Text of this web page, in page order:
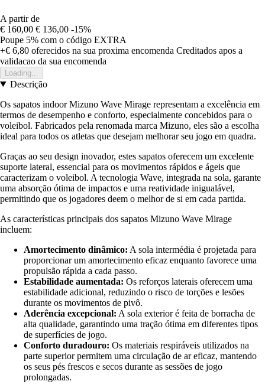
A partir de
€ 160,00 € 136,00 -15%
Poupe 5% com o código EXTRA
+€ 6,80 oferecidos na sua proxima encomenda Creditados apos a
validacao da sua encomenda
Loading...
Descrição
Os sapatos indoor Mizuno Wave Mirage representam a excelência em
termos de desempenho e conforto, especialmente concebidos para o
voleibol. Fabricados pela renomada marca Mizuno, eles são a escolha
ideal para todos os atletas que desejam melhorar seu jogo em quadra.
Graças ao seu design inovador, estes sapatos oferecem um excelente
suporte lateral, essencial para os movimentos rápidos e ágeis que
caracterizam o voleibol. A tecnologia Wave, integrada na sola, garante
uma absorção ótima de impactos e uma reatividade inigualável,
permitindo que os jogadores deem o melhor de si em cada partida.
As características principais dos sapatos Mizuno Wave Mirage
incluem:
Amortecimento dinâmico: A sola intermédia é projetada para
proporcionar um amortecimento eficaz enquanto favorece uma
propulsão rápida a cada passo.
Estabilidade aumentada: Os reforços laterais oferecem uma
estabilidade adicional, reduzindo o risco de torções e lesões
durante os movimentos de pivô.
Aderência excepcional: A sola exterior é feita de borracha de
alta qualidade, garantindo uma tração ótima em diferentes tipos
de superfícies de jogo.
Conforto duradouro: Os materiais respiráveis utilizados na
parte superior permitem uma circulação de ar eficaz, mantendo
os seus pés frescos e secos durante as sessões de jogo
prolongadas.